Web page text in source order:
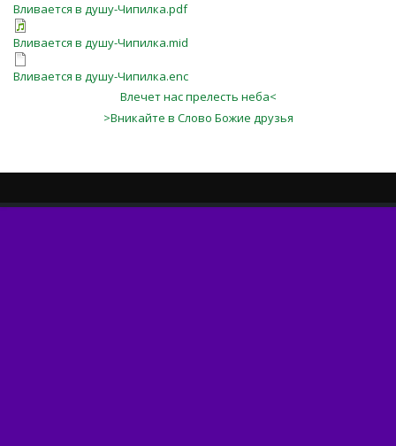
Вливается в душу-Чипилка.pdf
Вливается в душу-Чипилка.mid
Вливается в душу-Чипилка.enc
Влечет нас прелесть неба<
>Вникайте в Слово Божие друзья